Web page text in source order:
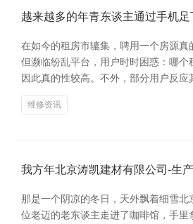
越来越多的年青东谈主通过手机
在如今的租房市辘集，聘用一个房源
但濒临纷乱平台，用户时时困惑：哪个
因此真的性较高。不外，部分用户反
维修资讯
我方年北京涛凯建材有限公司-生
那是一个阴凉的冬日，天外飘着细雪
位老迈的老东谈主走进了咖啡馆，手